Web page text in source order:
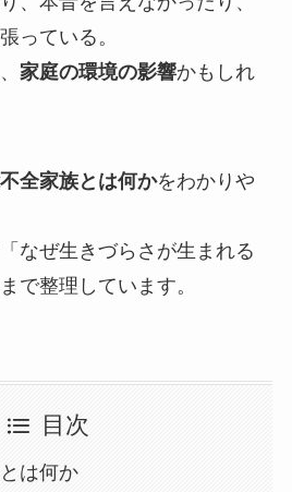
っている。
家庭の環境の影響かもしれ
全家族とは何かをわかりや
なぜ生きづらさが生まれる
で整理しています。
目次
は何か